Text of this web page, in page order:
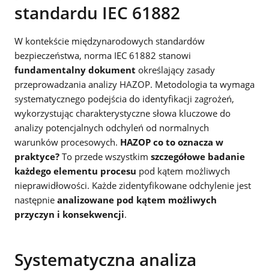
standardu IEC 61882
W kontekście międzynarodowych standardów
bezpieczeństwa, norma IEC 61882 stanowi
fundamentalny dokument określający zasady
przeprowadzania analizy HAZOP. Metodologia ta wymaga
systematycznego podejścia do identyfikacji zagrożeń,
wykorzystując charakterystyczne słowa kluczowe do
analizy potencjalnych odchyleń od normalnych
warunków procesowych. HAZOP co to oznacza w
praktyce? To przede wszystkim szczegółowe badanie
każdego elementu procesu pod kątem możliwych
nieprawidłowości. Każde zidentyfikowane odchylenie jest
następnie analizowane pod kątem możliwych
przyczyn i konsekwencji.
Systematyczna analiza